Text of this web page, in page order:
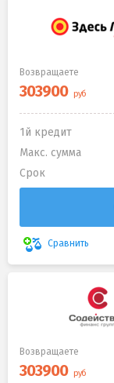
Возвращаете
1й кредит
Макс. сумма
Срок
Сравнить
Возвращаете